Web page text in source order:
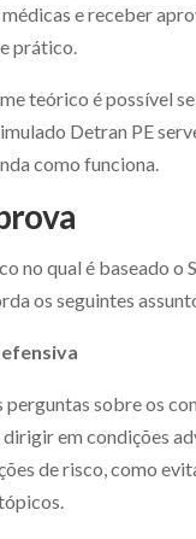
e receber
prático.
teórico é possível
Detran PE
como funciona.
no qual é baseado o
os seguintes
perguntas sobre os
em condições
de risco, como